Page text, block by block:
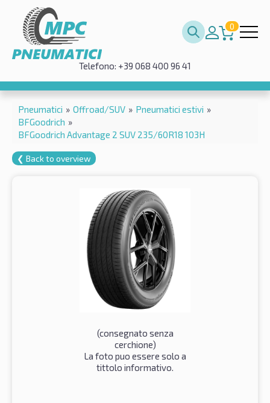
0
Telefono: +39 068 400 96 41
Pneumatici » Offroad/SUV » Pneumatici estivi »
BFGoodrich »
BFGoodrich Advantage 2 SUV 235/60R18 103H
❮ Back to overview
(consegnato senza
cerchione)
La foto puo essere solo a
tittolo informativo.